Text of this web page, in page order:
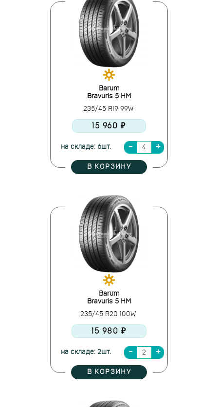
Barum
Bravuris 5 HM
235/45 R19 99W
15 960 ₽
на складе: 6шт.
В КОРЗИНУ
Barum
Bravuris 5 HM
235/45 R20 100W
15 980 ₽
на складе: 2шт.
В КОРЗИНУ